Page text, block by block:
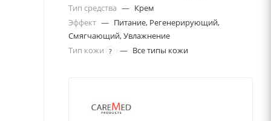
Тип средства — Крем
Эффект — Питание, Регенерирующий,
Смягчающий, Увлажнение
Тип кожи ? — Все типы кожи